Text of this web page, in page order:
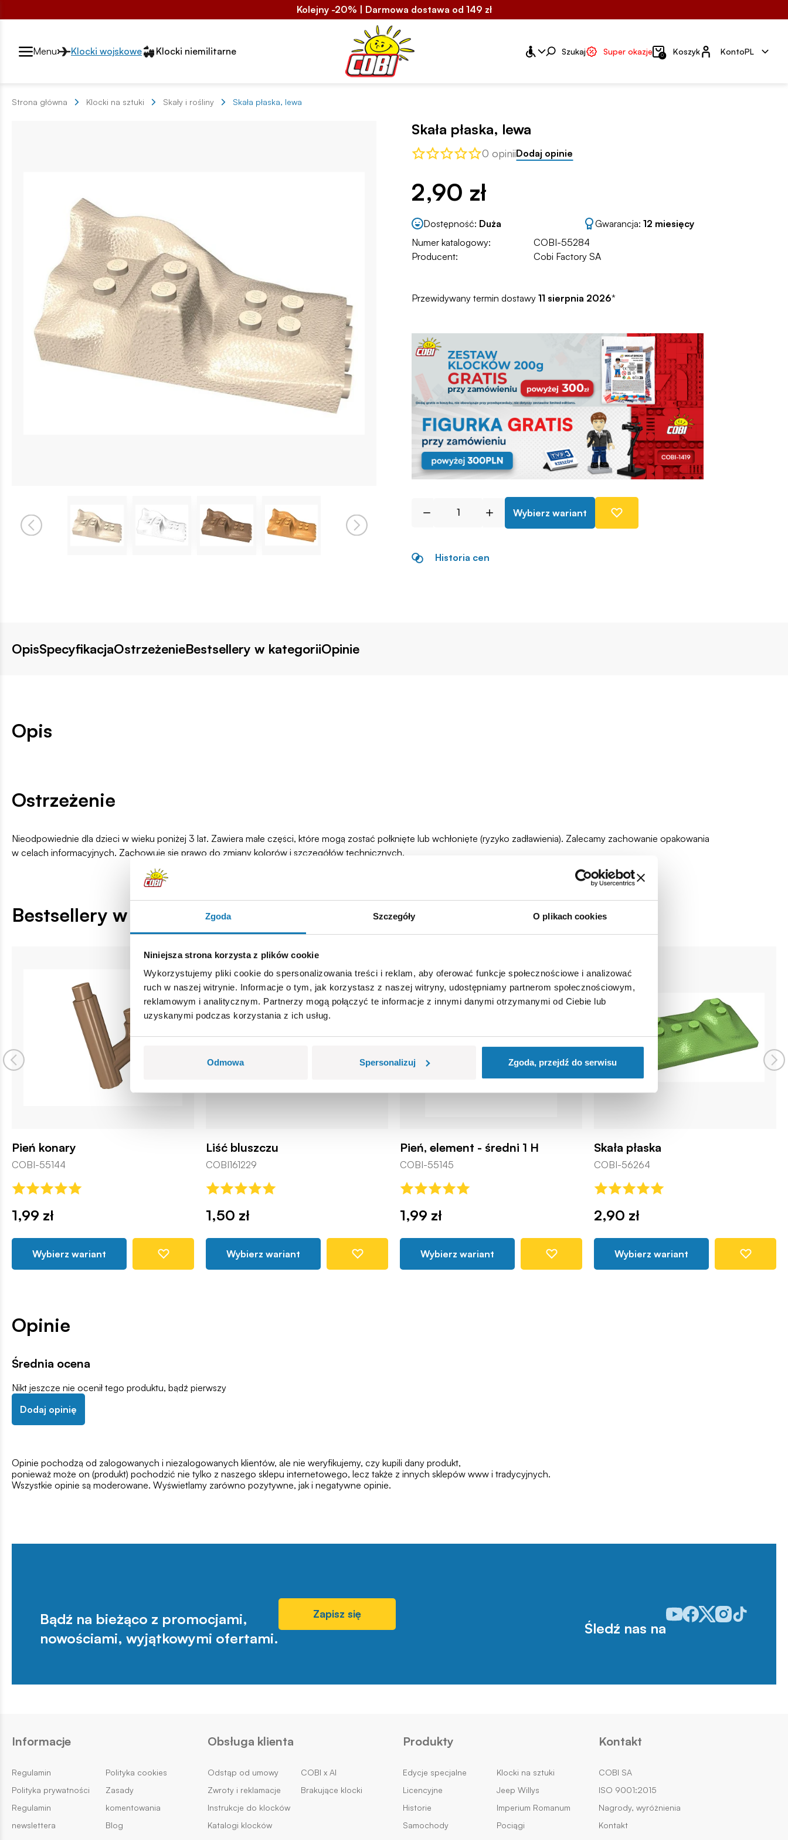
Zgoda Szczegóły O plikach cookies
Niniejsza strona korzysta z plików cookie
Wykorzystujemy pliki cookie do spersonalizowania treści i reklam, aby oferować funkcje społecznościowe i analizować
ruch w naszej witrynie. Informacje o tym, jak korzystasz z naszej witryny, udostępniamy partnerom społecznościowym,
reklamowym i analitycznym. Partnerzy mogą połączyć te informacje z innymi danymi otrzymanymi od Ciebie lub
uzyskanymi podczas korzystania z ich usług.
Odmowa Spersonalizuj Zgoda, przejdź do serwisu
Kolejny -20% | Darmowa dostawa od 149 zł
Przełącznik segmentów2
Menu Klocki wojskowe Klocki niemilitarne Szukaj Super okazje 0 KoszykKonto
KontoPL
Strona główna Klocki na sztuki Skały i rośliny Skała płaska, lewa
Skała płaska, lewa
0 opiniiDodaj opinie
2,90 zł
Dostępność: Duża Gwarancja: 12 miesięcy
Numer katalogowy:
COBI-55284
Producent:
Cobi Factory SA
Przewidywany termin dostawy 11 sierpnia 2026*
Wybierz wariant
Historia cen
OpisSpecyfikacjaOstrzeżenieBestsellery w kategoriiOpinie
Opis
Ostrzeżenie
Nieodpowiednie dla dzieci w wieku poniżej 3 lat. Zawiera małe części, które mogą zostać połknięte lub wchłonięte (ryzyko zadławienia). Zalecamy zachowanie opakowania
w celach informacyjnych. Zachowuje się prawo do zmiany kolorów i szczegółów technicznych.
Bestsellery w kategorii
Pień konary
COBI-55144
1,99 zł
Wybierz wariant
Liść bluszczu
COBI161229
1,50 zł
Wybierz wariant
Pień, element - średni 1 H
COBI-55145
1,99 zł
Wybierz wariant
Skała płaska
COBI-56264
2,90 zł
Wybierz wariant
Opinie
Średnia ocena
Nikt jeszcze nie ocenił tego produktu, bądź pierwszy
Dodaj opinię
Opinie pochodzą od zalogowanych i niezalogowanych klientów, ale nie weryfikujemy, czy kupili dany produkt,
ponieważ może on (produkt) pochodzić nie tylko z naszego sklepu internetowego, lecz także z innych sklepów www i tradycyjnych.
Wszystkie opinie są moderowane. Wyświetlamy zarówno pozytywne, jak i negatywne opinie.
Bądź na bieżąco z promocjami,
nowościami, wyjątkowymi ofertami.
Zapisz się
Śledź nas na
Odwiedź nasz profil w serwisie
Odwiedź nasz profil w
Odwiedź nasz profil w
Odwiedź nasz
Odwiedź
Informacje
Regulamin
Polityka prywatności
Regulamin
newslettera
Polityka cookies
Zasady
komentowania
Blog
Obsługa klienta
Odstąp od umowy
Zwroty i reklamacje
Instrukcje do klocków
Katalogi klocków
COBI x AI
Brakujące klocki
Produkty
Edycje specjalne
Licencyjne
Historie
Samochody
Klocki na sztuki
Jeep Willys
Imperium Romanum
Pociągi
Kontakt
COBI SA
ISO 9001:2015
Nagrody, wyróżnienia
Kontakt